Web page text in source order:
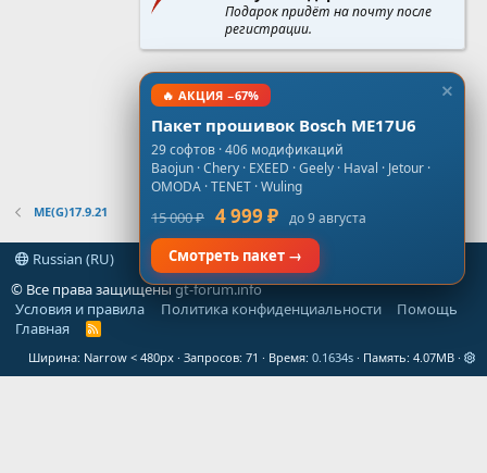
ME(G)17.9.21
Russian (RU)
© Все права защищеныgt-forum.info
Условия и правила
Политика конфиденциальности
Помощь
Главная
R
S
Ширина Запросов 71 Время 0.1634s Память 4.07MB
Подарок придёт на почту после
регистрации.
🔥 АКЦИЯ −67%
Пакет прошивок Bosch ME17U6
29 софтов · 406 модификаций
Baojun · Chery · EXEED · Geely · Haval · Jetour ·
OMODA · TENET · Wuling
15 000 ₽ 4 999 ₽ до 9 августа
Смотреть пакет →